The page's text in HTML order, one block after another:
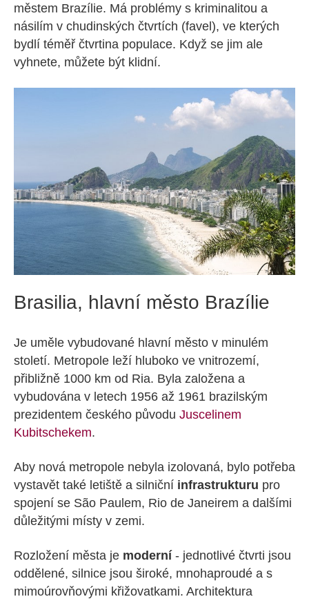
městem Brazílie. Má problémy s kriminalitou a
násilím v chudinských čtvrtích (favel), ve kterých
bydlí téměř čtvrtina populace. Když se jim ale
vyhnete, můžete být klidní.
Brasilia, hlavní město Brazílie
Je uměle vybudované hlavní město v minulém
století. Metropole leží hluboko ve vnitrozemí,
přibližně 1000 km od Ria. Byla založena a
vybudována v letech 1956 až 1961 brazilským
prezidentem českého původu Juscelinem
Kubitschekem.
Aby nová metropole nebyla izolovaná, bylo potřeba
vystavět také letiště a silniční infrastrukturu pro
spojení se São Paulem, Rio de Janeirem a dalšími
důležitými místy v zemi.
Rozložení města je moderní- jednotlivé čtvrti jsou
oddělené, silnice jsou široké, mnohaproudé a s
mimoúrovňovými křižovatkami. Architektura